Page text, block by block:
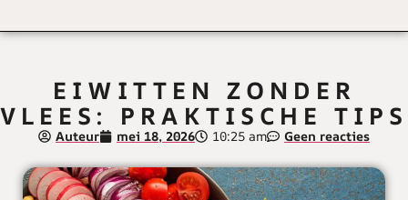
EIWITTEN ZONDER
VLEES: PRAKTISCHE TIPS
Auteur mei 18, 2026 10:25 am Geen reacties